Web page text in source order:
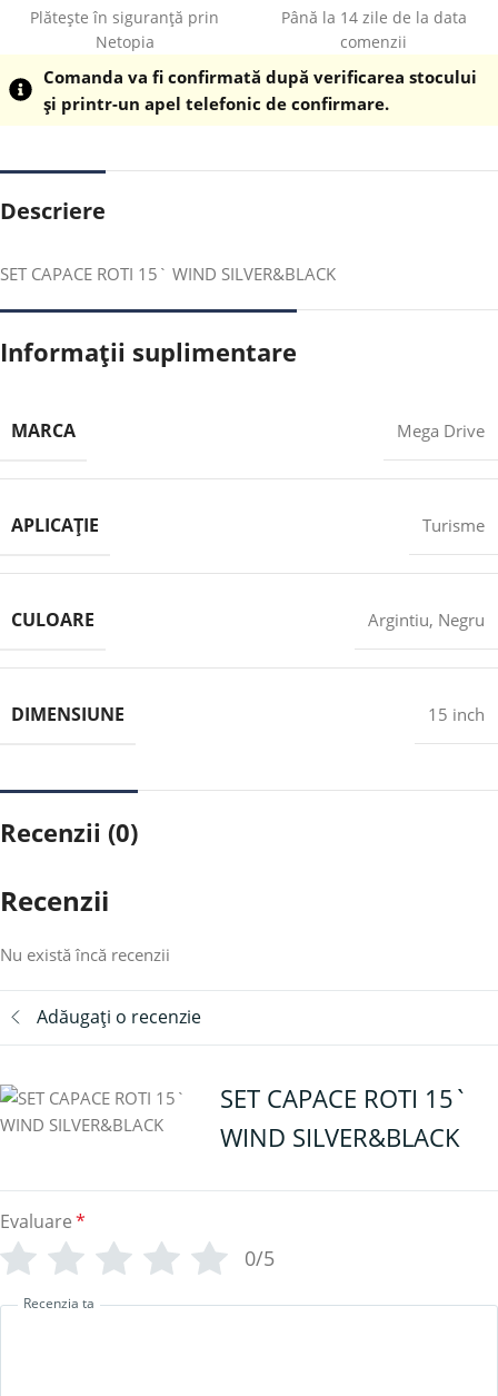
Plătește în siguranță prin
Netopia
Până la 14 zile de la data
comenzii
Comanda va fi confirmată după verificarea stocului
și printr-un apel telefonic de confirmare.
Descriere
SET CAPACE ROTI 15` WIND SILVER&BLACK
Informații suplimentare
MARCA Mega Drive
APLICAȚIE Turisme
CULOARE Argintiu, Negru
DIMENSIUNE 15 inch
Recenzii (0)
Recenzii
Nu există încă recenzii
Adăugați o recenzie
SET CAPACE ROTI 15`
WIND SILVER&BLACK
Evaluare*
0/5
Recenzia ta